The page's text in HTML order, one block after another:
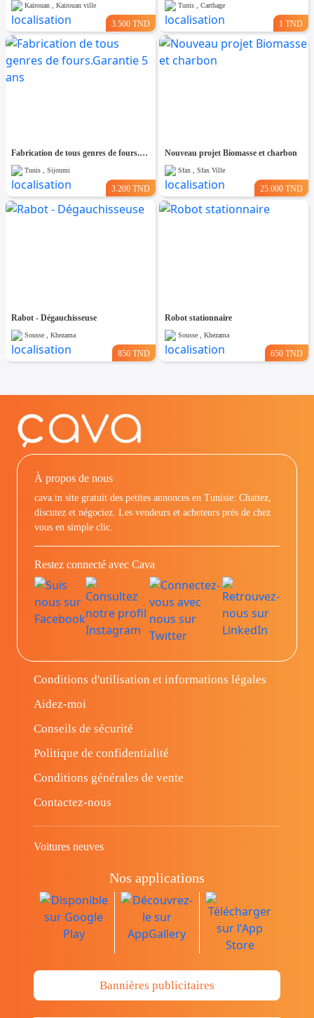
Kairouan , Kairouan ville
3.500 TND
Tunis , Carthage
1 TND
Fabrication de tous genres de fours.Garantie 5 ans
Tunis , Sijoumi
3.200 TND
Nouveau projet Biomasse et charbon
Sfax , Sfax Ville
25.000 TND
Rabot - Dégauchisseuse
Sousse , Khezama
850 TND
Robot stationnaire
Sousse , Khezama
650 TND
À propos de nous
cava.tn site gratuit des petites annonces en Tunisie: Chattez,
discutez et négociez. Les vendeurs et acheteurs prés de chez
vous en simple clic.
Restez connecté avec Cava
Conditions d'utilisation et informations légales
Aidez-moi
Conseils de sécurité
Politique de confidentialité
Conditions générales de vente
Contactez-nous
Voitures neuves
Nos applications
Bannières publicitaires